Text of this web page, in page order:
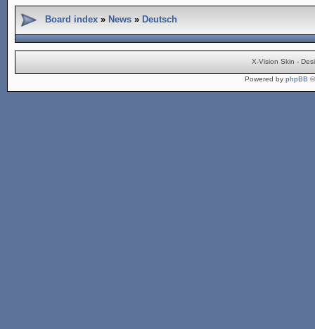
Board index » News » Deutsch
X-Vision Skin -
Powered by phpBB